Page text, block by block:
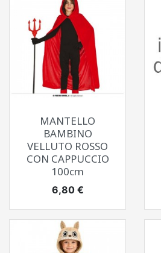
MANTELLO
BAMBINO
VELLUTO ROSSO
CON CAPPUCCIO
100cm
Prezzo
6,80 €